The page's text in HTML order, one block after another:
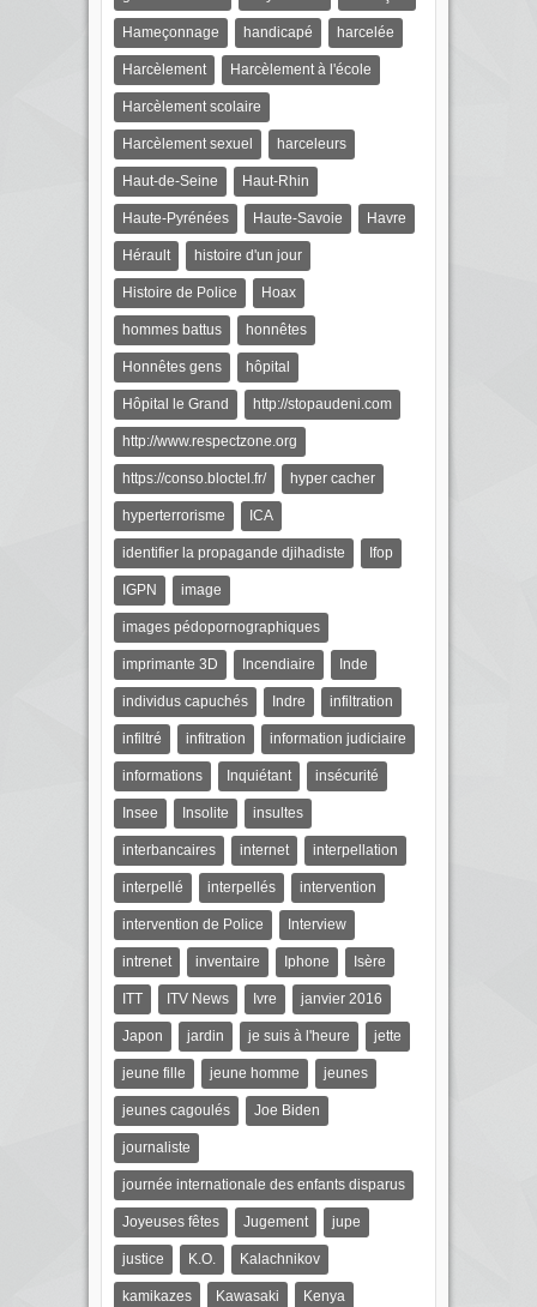
Hameçonnage handicapé harcelée
Harcèlement Harcèlement à l'école
Harcèlement scolaire
Harcèlement sexuel harceleurs
Haut-de-Seine Haut-Rhin
Haute-Pyrénées Haute-Savoie Havre
Hérault histoire d'un jour
Histoire de Police Hoax
hommes battus honnêtes
Honnêtes gens hôpital
Hôpital le Grand http://stopaudeni.com
http://www.respectzone.org
https://conso.bloctel.fr/ hyper cacher
hyperterrorisme ICA
identifier la propagande djihadiste Ifop
IGPN image
images pédopornographiques
imprimante 3D Incendiaire Inde
individus capuchés Indre infiltration
infiltré infitration information judiciaire
informations Inquiétant insécurité
Insee Insolite insultes
interbancaires internet interpellation
interpellé interpellés intervention
intervention de Police Interview
intrenet inventaire Iphone Isère
ITT ITV News Ivre janvier 2016
Japon jardin je suis à l'heure jette
jeune fille jeune homme jeunes
jeunes cagoulés Joe Biden
journaliste
journée internationale des enfants disparus
Joyeuses fêtes Jugement jupe
justice K.O. Kalachnikov
kamikazes Kawasaki Kenya